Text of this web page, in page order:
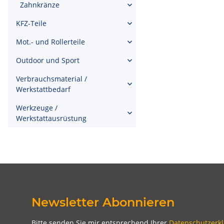
Zahnkränze
KFZ-Teile
Mot.- und Rollerteile
Outdoor und Sport
Verbrauchsmaterial /
Werkstattbedarf
Werkzeuge /
Werkstattausrüstung
Newsletter Abonnieren